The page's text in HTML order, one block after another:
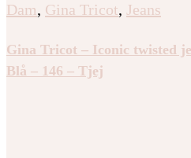
Dam, Gina Tricot, Jeans
Gina Tricot – Iconic twisted
Blå – 146 – Tjej